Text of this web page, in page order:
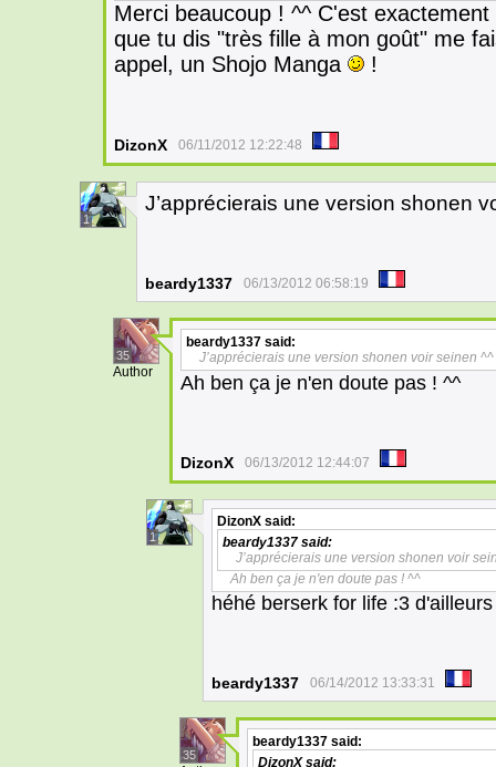
Merci beaucoup ! ^^ C'est
que tu dis "très fille à mon goût" me
appel, un Shojo Manga
!
DizonX 06/11/2012 12:22:48
1
J’apprécierais une version shonen
beardy1337 06/13/2012 06:58:19
35
Author
beardy1337 said:
J’apprécierais une version shonen voir seinen ^^
Ah ben ça je n'en doute pas ! ^^
DizonX 06/13/2012 12:44:07
1
DizonX said:
beardy1337 said:
J’apprécierais une version shonen voir
Ah ben ça je n'en doute pas ! ^^
héhé berserk for life :3
beardy1337 06/14/2012 13:33:31
35
beardy1337 said:
DizonXsaid: